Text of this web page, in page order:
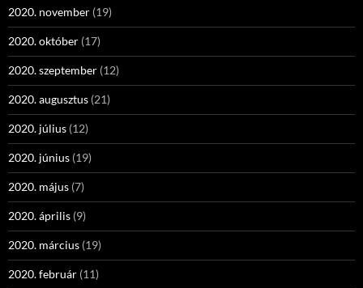
2020. november (19)
2020. október (17)
2020. szeptember (12)
2020. augusztus (21)
2020. július (12)
2020. június (19)
2020. május (7)
2020. április (9)
2020. március (19)
2020. február (11)